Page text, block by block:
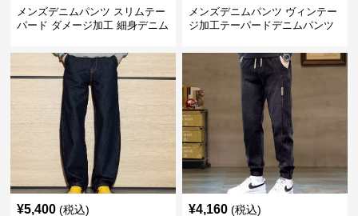
メンズデニムパンツ スリムテー
パード ダメージ加工 細身デニム
メンズデニムパンツ ヴィンテー
ジ加工テーパードデニムパンツ
¥5,400 (税込) ¥4,160 (税込)